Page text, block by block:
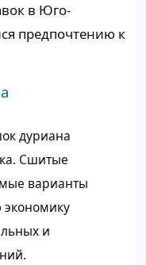
в Юго-
предпочтению к
дуриана
Сшитые
варианты
и